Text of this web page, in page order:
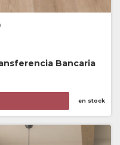
Bancaria
en stock